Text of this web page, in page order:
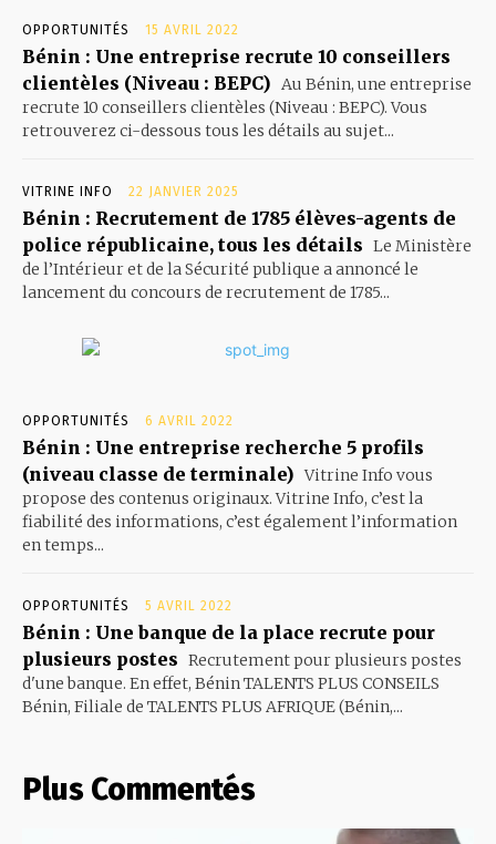
OPPORTUNITÉS 15 AVRIL 2022
Bénin : Une entreprise recrute 10 conseillers
clientèles (Niveau : BEPC) Au Bénin, une entreprise
recrute 10 conseillers clientèles (Niveau : BEPC). Vous
retrouverez ci-dessous tous les détails au sujet...
VITRINE INFO 22 JANVIER 2025
Bénin : Recrutement de 1785 élèves-agents de
police républicaine, tous les détails Le Ministère
de l’Intérieur et de la Sécurité publique a annoncé le
lancement du concours de recrutement de 1785...
OPPORTUNITÉS 6 AVRIL 2022
Bénin : Une entreprise recherche 5 profils
(niveau classe de terminale) Vitrine Info vous
propose des contenus originaux. Vitrine Info, c’est la
fiabilité des informations, c’est également l’information
en temps...
OPPORTUNITÉS 5 AVRIL 2022
Bénin : Une banque de la place recrute pour
plusieurs postes Recrutement pour plusieurs postes
d'une banque. En effet, Bénin TALENTS PLUS CONSEILS
Bénin, Filiale de TALENTS PLUS AFRIQUE (Bénin,...
Plus Commentés